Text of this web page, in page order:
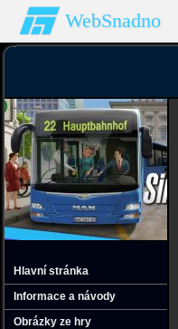
WebSnadno
Hlavní stránka
Informace a návody
Obrázky ze hry